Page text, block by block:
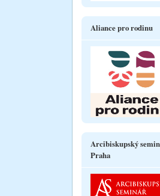
Aliance pro rodinu
Arcibiskupský
Praha